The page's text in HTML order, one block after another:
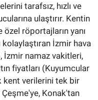
tarafsız, hızlı ve
ulaştırır. Kentin
özel röportajların yanı
kolaylaştıran İzmir hava
İzmir namaz vakitleri,
fiyatları (Kuyumcular
kent verilerini tek bir
Konak'tan